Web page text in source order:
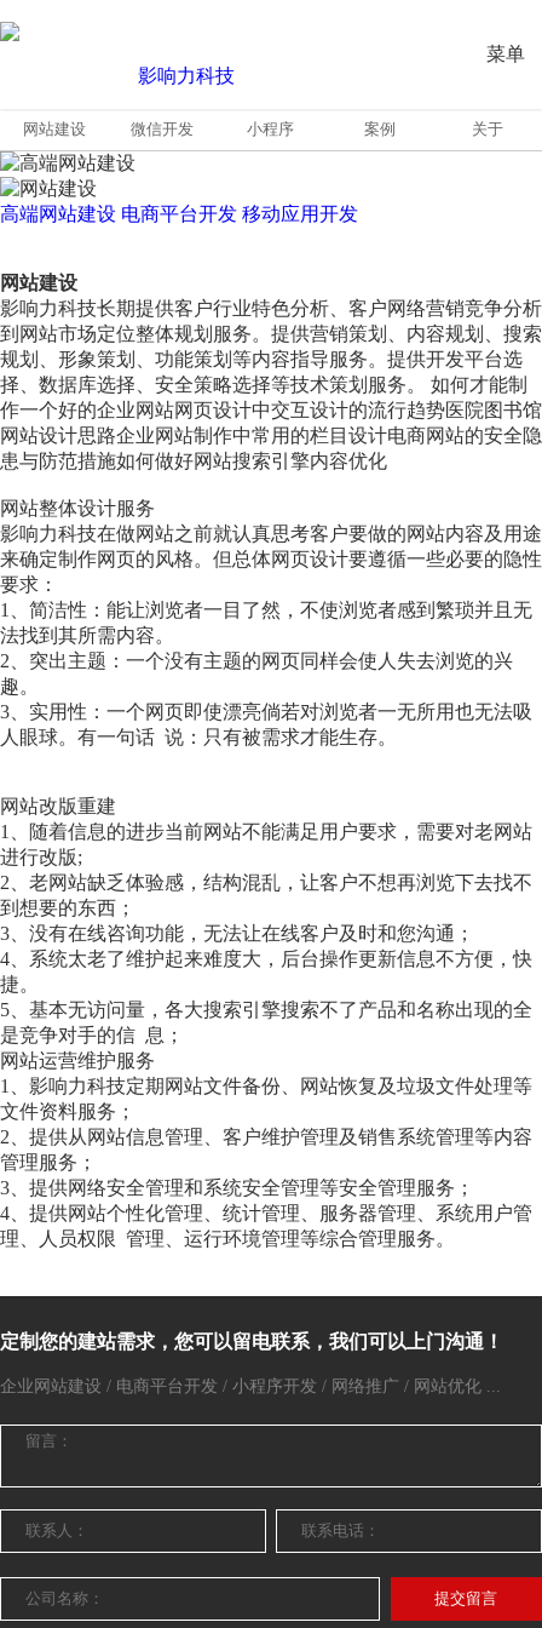
菜单
网站建设 微信开发 小程序 案例 关于
高端网站建设 电商平台开发 移动应用开发
网站建设
影响力科技长期提供客户行业特色分析、客户网络营销竞争分析
到网站市场定位整体规划服务。提供营销策划、内容规划、搜索
规划、形象策划、功能策划等内容指导服务。提供开发平台选
择、数据库选择、安全策略选择等技术策划服务。 如何才能制
作一个好的企业网站网页设计中交互设计的流行趋势医院图书馆
网站设计思路企业网站制作中常用的栏目设计电商网站的安全隐
患与防范措施如何做好网站搜索引擎内容优化
网站整体设计服务
影响力科技在做网站之前就认真思考客户要做的网站内容及用途
来确定制作网页的风格。但总体网页设计要遵循一些必要的隐性
要求：
1、简洁性：能让浏览者一目了然，不使浏览者感到繁琐并且无
法找到其所需内容。
2、突出主题：一个没有主题的网页同样会使人失去浏览的兴
趣。
3、实用性：一个网页即使漂亮倘若对浏览者一无所用也无法吸
人眼球。有一句话 说：只有被需求才能生存。
网站改版重建
1、随着信息的进步当前网站不能满足用户要求，需要对老网站
进行改版;
2、老网站缺乏体验感，结构混乱，让客户不想再浏览下去找不
到想要的东西；
3、没有在线咨询功能，无法让在线客户及时和您沟通；
4、系统太老了维护起来难度大，后台操作更新信息不方便，快
捷。
5、基本无访问量，各大搜索引擎搜索不了产品和名称出现的全
是竞争对手的信 息；
网站运营维护服务
1、影响力科技定期网站文件备份、网站恢复及垃圾文件处理等
文件资料服务；
2、提供从网站信息管理、客户维护管理及销售系统管理等内容
管理服务；
3、提供网络安全管理和系统安全管理等安全管理服务；
4、提供网站个性化管理、统计管理、服务器管理、系统用户管
理、人员权限 管理、运行环境管理等综合管理服务。
定制您的建站需求，您可以留电联系，我们可以上门沟通！
企业网站建设 / 电商平台开发 / 小程序开发 / 网络推广 / 网站优化 ...
提交留言